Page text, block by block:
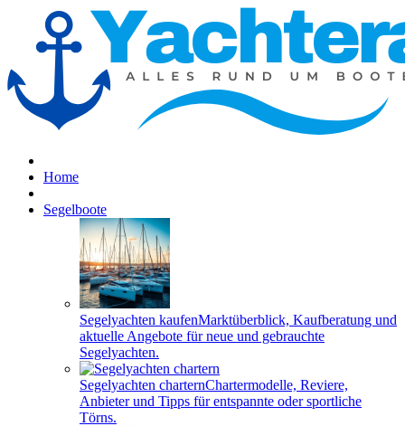
Home
Segelboote
Segelyachten kaufenMarktüberblick, Kaufberatung und
aktuelle Angebote für neue und gebrauchte
Segelyachten.
Segelyachten charternChartermodelle, Reviere,
Anbieter und Tipps für entspannte oder sportliche
Törns.